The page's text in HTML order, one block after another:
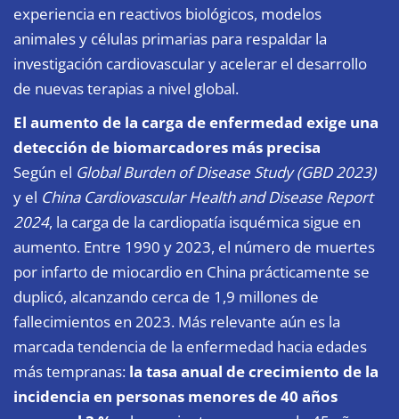
experiencia en reactivos biológicos, modelos
animales y células primarias para respaldar la
investigación cardiovascular y acelerar el desarrollo
de nuevas terapias a nivel global.
El aumento de la carga de enfermedad exige una
detección de biomarcadores más precisa
Según el Global Burden of Disease Study (GBD 2023)
y el China Cardiovascular Health and Disease Report
2024, la carga de la cardiopatía isquémica sigue en
aumento. Entre 1990 y 2023, el número de muertes
por infarto de miocardio en China prácticamente se
duplicó, alcanzando cerca de 1,9 millones de
fallecimientos en 2023. Más relevante aún es la
marcada tendencia de la enfermedad hacia edades
más tempranas: la tasa anual de crecimiento de la
incidencia en personas menores de 40 años